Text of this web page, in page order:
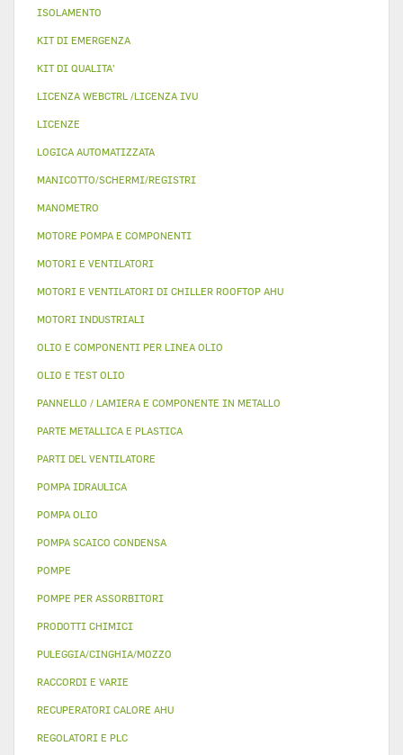
ISOLAMENTO
KIT DI EMERGENZA
KIT DI QUALITA'
LICENZA WEBCTRL /LICENZA IVU
LICENZE
LOGICA AUTOMATIZZATA
MANICOTTO/SCHERMI/REGISTRI
MANOMETRO
MOTORE POMPA E COMPONENTI
MOTORI E VENTILATORI
MOTORI E VENTILATORI DI CHILLER ROOFTOP AHU
MOTORI INDUSTRIALI
OLIO E COMPONENTI PER LINEA OLIO
OLIO E TEST OLIO
PANNELLO / LAMIERA E COMPONENTE IN METALLO
PARTE METALLICA E PLASTICA
PARTI DEL VENTILATORE
POMPA IDRAULICA
POMPA OLIO
POMPA SCAICO CONDENSA
POMPE
POMPE PER ASSORBITORI
PRODOTTI CHIMICI
PULEGGIA/CINGHIA/MOZZO
RACCORDI E VARIE
RECUPERATORI CALORE AHU
REGOLATORI E PLC